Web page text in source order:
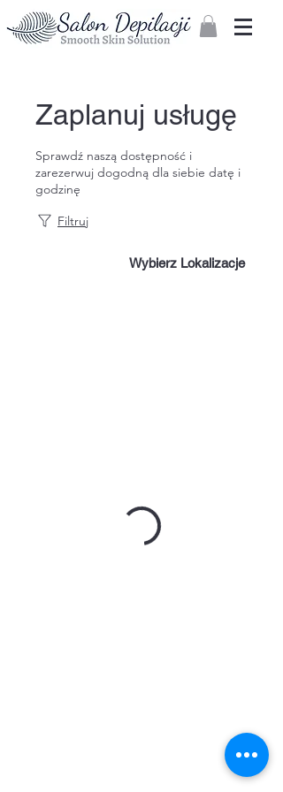
Zaloguj
Zaplanuj usługę
Sprawdź naszą dostępność i
zarezerwuj dogodną dla siebie datę i
godzinę
Filtruj
Wybierz Lokalizacje